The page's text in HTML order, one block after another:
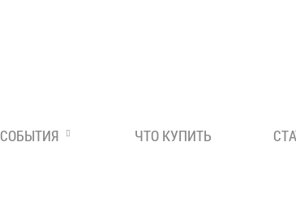
СОБЫТИЯ ЧТО КУПИТЬ